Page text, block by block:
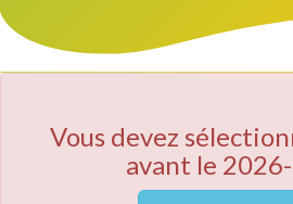
Vous devez
avant le